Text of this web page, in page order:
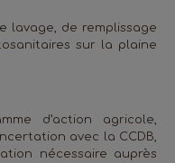
lavage, de remplissage
sur la plaine
d’action agricole,
avec la CCDB,
nécessaire auprès